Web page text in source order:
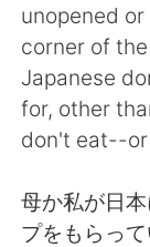
unopened
corner of
Japanese
for, other
don't eat--
母か私が日
プをもらっ